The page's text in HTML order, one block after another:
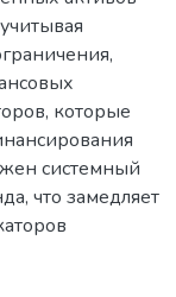
которые
системный
что замедляет